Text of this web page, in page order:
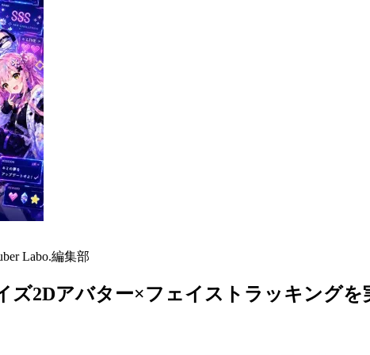
Labo.編集部
ズ2Dアバター×フェイストラッキング